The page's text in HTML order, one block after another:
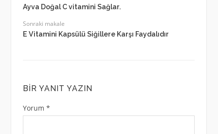
Ayva Doğal C vitamini Sağlar.
Sonraki makale
E Vitamini Kapsülü Siğillere Karşı Faydalıdır
BIR YANIT YAZIN
Yorum *